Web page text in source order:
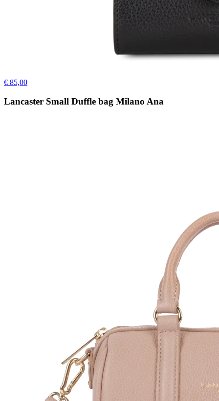
€ 85,00
Lancaster Small Duffle bag Milano Ana